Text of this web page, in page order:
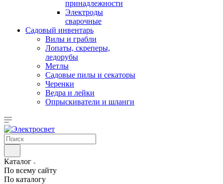
принадлежности
Электроды
сварочные
Садовый инвентарь
Вилы и грабли
Лопаты, скреперы,
ледорубы
Метлы
Садовые пилы и секаторы
Черенки
Ведра и лейки
Опрыскиватели и шланги
Каталог
По всему сайту
По каталогу